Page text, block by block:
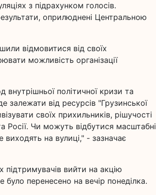
з підрахунком голосів.
оприлюднені Центральною
відмовитися від своїх
можливість організації
політичної кризи та
залежати від ресурсів "Грузинської
своїх прихильників, рішучості
Росії. Чи можуть відбутися масштабні
на вулиці," - зазначає
підтримувачів вийти на акцію
перенесено на вечір понеділка.